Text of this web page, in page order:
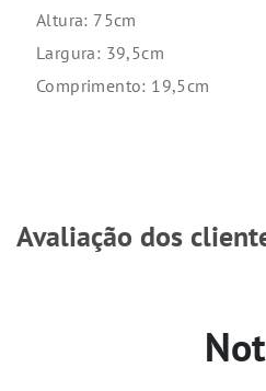
Altura: 75cm
Largura: 39,5cm
Comprimento: 19,5cm
Avaliação dos